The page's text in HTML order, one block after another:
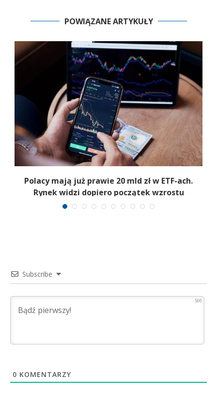
POWIĄZANE ARTYKUŁY
Polacy mają już prawie 20 mld zł w ETF-ach.
Rynek widzi dopiero początek wzrostu
Subscribe
500
0 KOMENTARZY